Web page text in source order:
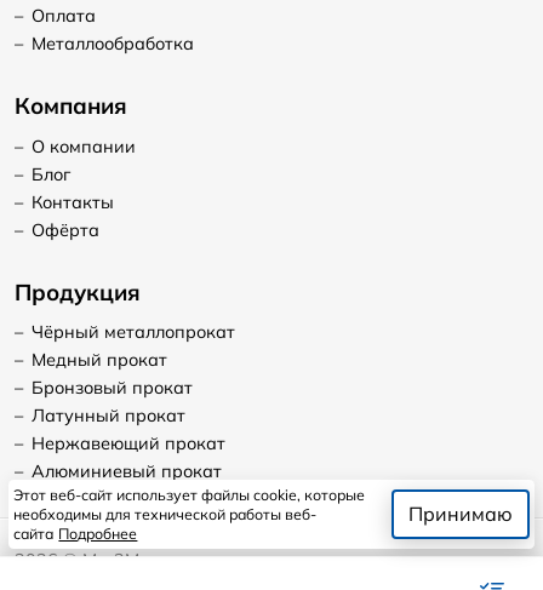
– Оплата
– Металлообработка
Компания
– О компании
– Блог
– Контакты
– Офёрта
Продукция
– Чёрный металлопрокат
– Медный прокат
– Бронзовый прокат
– Латунный прокат
– Нержавеющий прокат
– Алюминиевый прокат
2026©Мет2Мет
Этот веб-сайт использует файлы cookie, которые
необходимы для технической работы веб-
сайта Подробнее
Принимаю